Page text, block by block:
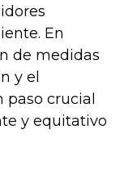
En
de medidas
y el
crucial
y equitativo